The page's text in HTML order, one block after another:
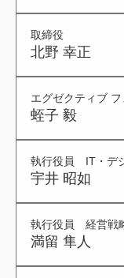
取締役
北野 幸正
エグ
蛭子 毅
執行役員 IT・デ
宇井 昭如
執行役員 経営戦
満留 隼人